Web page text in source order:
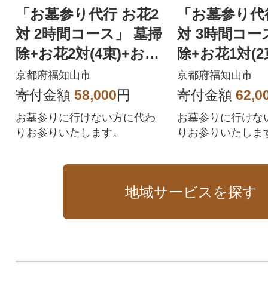
「お墓参り代行 お花2
対 2時間コース」 墓掃
除+お花2対(4束)+お焼
香+現地への移動込
京都府福知山市
寄付金額 58,000円
お墓参りに行けない方に代わ
りお参りいたします。
「お墓参り
対 3時間コー
除+お花1対
香+現地への
京都府福知山市
寄付金額
お墓参りに行けな
りお参りいたしま
地域サービスを探す